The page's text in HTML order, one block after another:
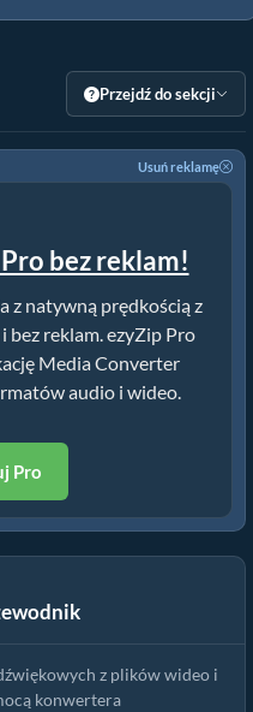
Przejdź do sekcji
Usuń reklamę
bez reklam!
z natywną prędkością z
i bez reklam. ezyZip Pro
Media Converter
audio i wideo.
Pro
darmo
z plików wideo i
konwertera